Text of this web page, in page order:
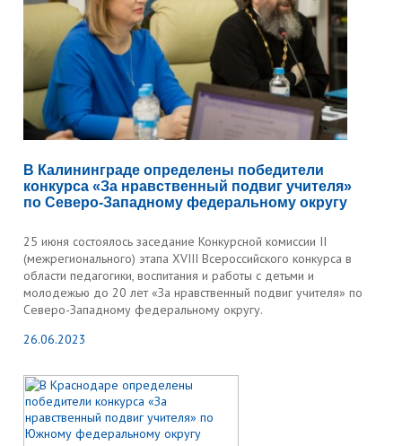
В Калининграде определены победители
конкурса «За нравственный подвиг учителя»
по Северо-Западному федеральному округу
25 июня состоялось заседание Конкурсной комиссии II
(межрегионального) этапа XVIII Всероссийского конкурса в
области педагогики, воспитания и работы с детьми и
молодежью до 20 лет «За нравственный подвиг учителя» по
Северо-Западному федеральному округу.
26.06.2023